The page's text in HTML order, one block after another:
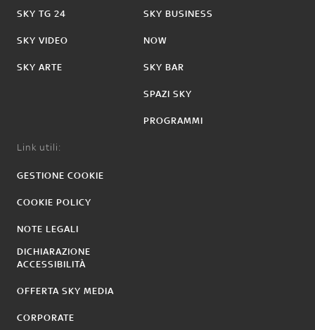
SKY TG 24
SKY VIDEO
SKY ARTE
SKY BUSINESS
NOW
SKY BAR
SPAZI SKY
PROGRAMMI
Link utili:
GESTIONE COOKIE
COOKIE POLICY
NOTE LEGALI
DICHIARAZIONE
ACCESSIBILITÀ
OFFERTA SKY MEDIA
CORPORATE